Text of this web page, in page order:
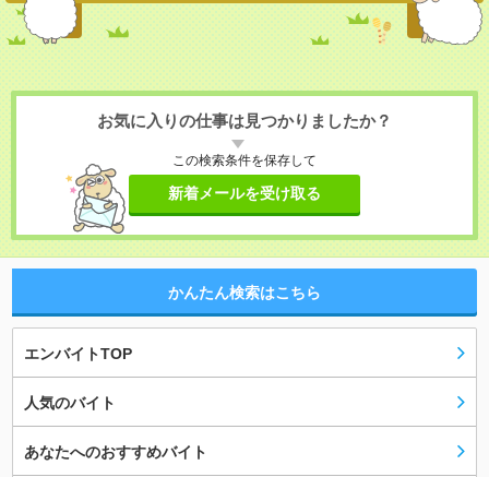
お気に入りの仕事は見つかりましたか？
この検索条件を保存して
新着メールを受け取る
かんたん検索はこちら
エンバイトTOP
人気のバイト
あなたへのおすすめバイト